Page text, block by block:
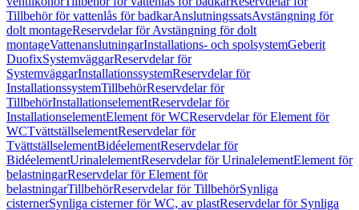
Tillbehör för vattenlås för badkarAnslutningssatsAvstängning för
dolt montageReservdelar för Avstängning för dolt
montageVattenanslutningarInstallations- och spolsystemGeberit
DuofixSystemväggarReservdelar för
SystemväggarInstallationssystemReservdelar för
InstallationssystemTillbehörReservdelar för
TillbehörInstallationselementReservdelar för
InstallationselementElement för WCReservdelar för Element för
WCTvättställselementReservdelar för
TvättställselementBidéelementReservdelar för
BidéelementUrinalelementReservdelar för UrinalelementElement för
belastningarReservdelar för Element för
belastningarTillbehörReservdelar för TillbehörSynliga
cisternerSynliga cisterner för WC, av plastReservdelar för Synliga